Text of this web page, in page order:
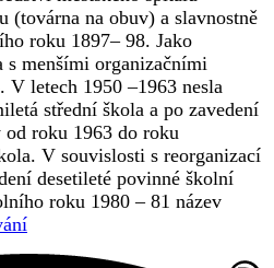
(továrna na obuv) a slavnostně
roku 1897– 98. Jako
s menšími organizačními
V letech 1950 –1963 nesla
střední škola a po zavedení
roku 1963 do roku
V souvislosti s reorganizací
desetileté povinné školní
roku 1980 – 81 název